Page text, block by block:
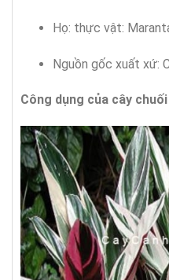
Họ: thực vật:
Nguồn gốc xuất xứ:
Công dụng của cây